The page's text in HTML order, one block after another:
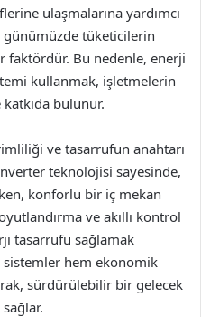
ulaşmalarına yardımcı
günümüzde tüketicilerin
Bu nedenle, enerji
kullanmak, işletmelerin
bulunur.
ve tasarrufun anahtarı
teknolojisi sayesinde,
konforlu bir iç mekan
ve akıllı kontrol
tasarrufu sağlamak
hem ekonomik
sürdürülebilir bir gelecek